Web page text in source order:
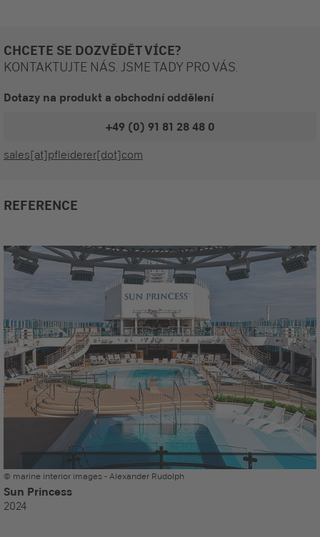
CHCETE SE DOZVĚDĚT VÍCE?
KONTAKTUJTE NÁS. JSME TADY PRO VÁS.
Dotazy na produkt a obchodní oddělení
+49 (0) 91 81 28 48 0
sales[at]pfleiderer[dot]com
REFERENCE
© marine interior images - Alexander Rudolph
Sun Princess
2024